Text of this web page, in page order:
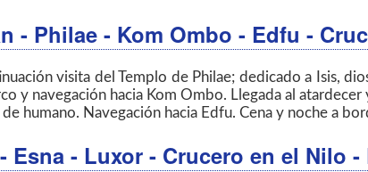
- Philae - Kom Ombo - Edfu -
visita del Templo de Philae; dedicado a Isis,
y navegación hacia Kom Ombo. Llegada al
humano. Navegación hacia Edfu. Cena y noche a
Esna - Luxor - Crucero en el Nilo